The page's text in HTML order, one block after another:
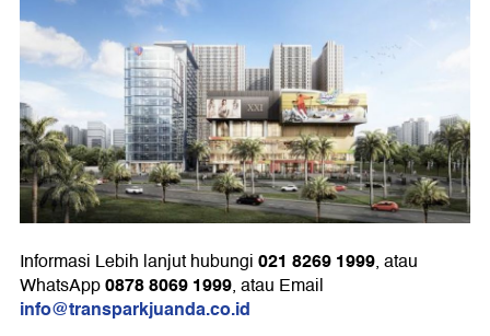
Informasi Lebih lanjut hubungi021 8269 1999, atau
WhatsApp0878 8069 1999, atau Email
info@transparkjuanda.co.id